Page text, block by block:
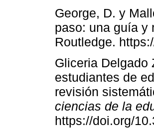
George, D. y
paso: una guía y
Routledge.
Gliceria Delgado
estudiantes de
revisión
ciencias de la
https://doi.org/